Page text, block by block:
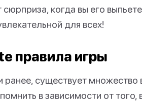
когда вы его
для всех!
правила игры
существует множество
в зависимости от